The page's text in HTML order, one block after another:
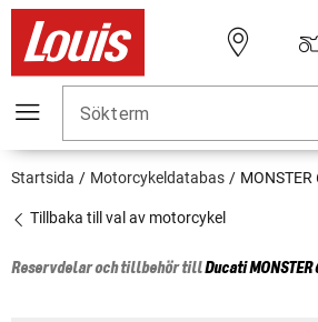
Sökterm
Startsida Motorcykeldatabas MONSTER
Tillbaka till val av motorcykel
Reservdelar och tillbehör tillDucati